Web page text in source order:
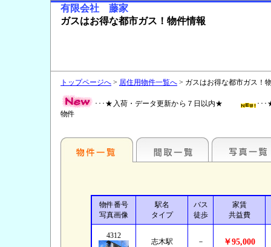
有限会社 藤家
ガスはお得な都市ガス！物件情報
トップページへ > 居住用物件一覧へ > ガスはお得な都市ガス！
･･･★入荷・データ更新から７日以内★
･･
物件
物件番号
写真画像
駅名
タイプ
バス
徒歩
家賃
共益費
4312
志木駅
－
￥95,000